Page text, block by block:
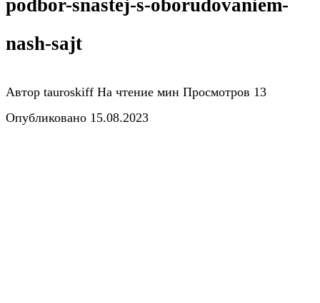
podbor-snastej-s-oborudovaniem-
nash-sajt
Автор tauroskiff На чтение мин Просмотров 13
Опубликовано 15.08.2023